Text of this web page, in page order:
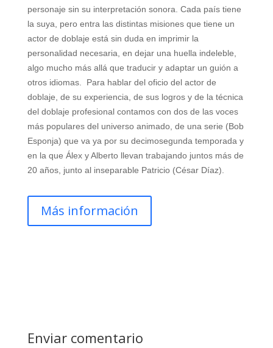
personaje sin su interpretación sonora. Cada país tiene
la suya, pero entra las distintas misiones que tiene un
actor de doblaje está sin duda en imprimir la
personalidad necesaria, en dejar una huella indeleble,
algo mucho más allá que traducir y adaptar un guión a
otros idiomas. Para hablar del oficio del actor de
doblaje, de su experiencia, de sus logros y de la técnica
del doblaje profesional contamos con dos de las voces
más populares del universo animado, de una serie (Bob
Esponja) que va ya por su decimosegunda temporada y
en la que Álex y Alberto llevan trabajando juntos más de
20 años, junto al inseparable Patricio (César Díaz).
Más información
Enviar comentario